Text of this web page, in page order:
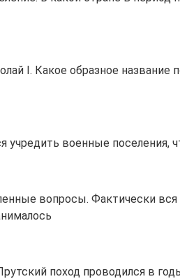
I. Какое образное название
учредить военные
вопросы. Фактически
поход проводился в